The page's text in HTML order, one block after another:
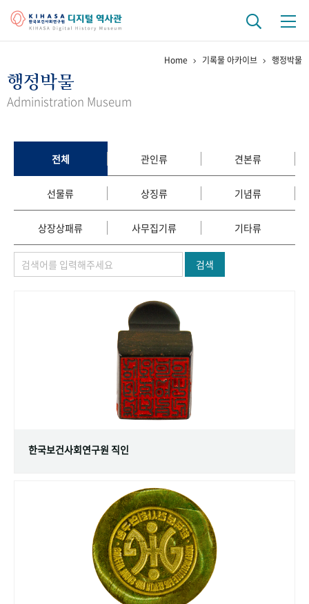
걸어온 길 기관 변천사
정책과 연구 키워드로 보는 연구 역사
연구자들
간행물 변천사
기록물 아카이브
사진 아카이브 문서 기록물 행정박물 영상 기록물
숫자로 보는 50년 50+1
Home 기록물 아카이브 행정박물
행정박물
Administration Museum
전체 관인류 견본류
선물류 상징류 기념류
상장상패류 사무집기류 기타류
검색
한국보건사회연구원 직인